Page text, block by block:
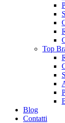
Top
Blog
Contatti